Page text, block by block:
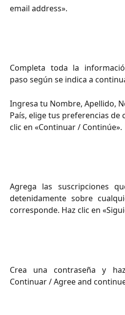
email address».
Completa toda la
paso según se indica a
Ingresa tu Nombre, Apellido,
País, elige tus preferencias de
clic en «Continuar / Continúe».
Agrega las suscripciones
detenidamente sobre
corresponde. Haz clic en
Crea una contraseña y
Continuar / Agree and